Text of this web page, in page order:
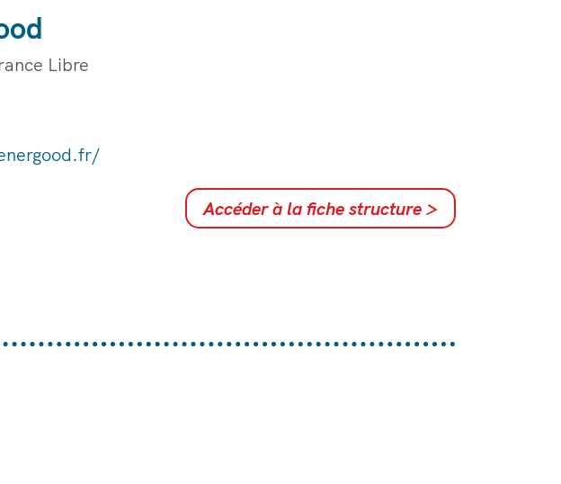
Libre
Accéder à la fiche structure >